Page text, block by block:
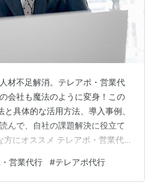
材不足解消。テレアポ・営業代
会社も魔法のように変身！この
具体的な活用方法、導入事例、
んで、自社の課題解決に役立て
方にオススメ テレアポ・営業代
的な活用方法 採用担当者の負
採用コストの削減 導入事例 時間
営業代行 #テレアポ代行